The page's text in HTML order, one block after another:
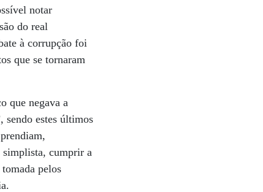
notar
do real
à corrupção foi
que se tornaram
que negava a
sendo estes últimos
simplista, cumprir a
pelos